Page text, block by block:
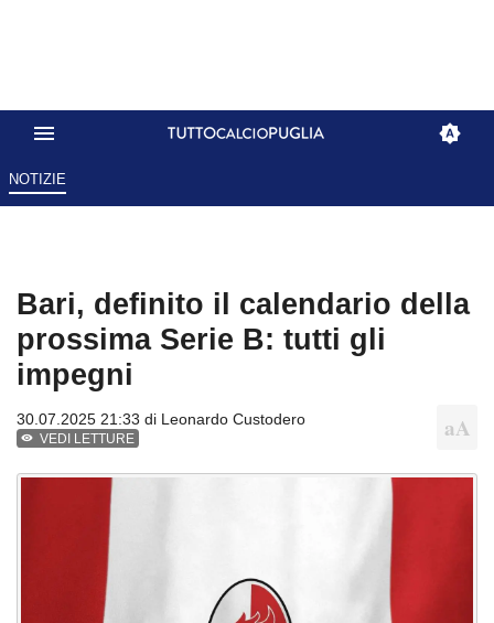
NOTIZIE
Bari, definito il calendario della
prossima Serie B: tutti gli
impegni
30.07.2025 21:33 di Leonardo Custodero
VEDI LETTURE